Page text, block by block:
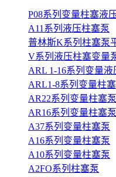
P08系列变量柱塞液
A11系列液压柱塞泵
普林斯K系列柱塞泵
V系列液压柱塞变量
ARL 1-16系列变量液
ARL1-8系列变量柱
AR22系列变量柱塞泵
AR16系列变量柱塞泵
A37系列变量柱塞泵
A16系列变量柱塞泵
A10系列变量柱塞泵
A2FO系列柱塞泵